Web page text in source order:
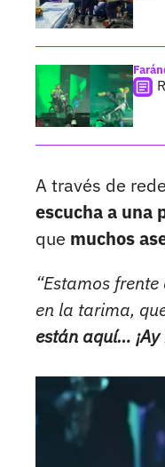
A través de
escucha a una
que muchos
“Estamos
en la tarima,
están aquí… ¡Ay